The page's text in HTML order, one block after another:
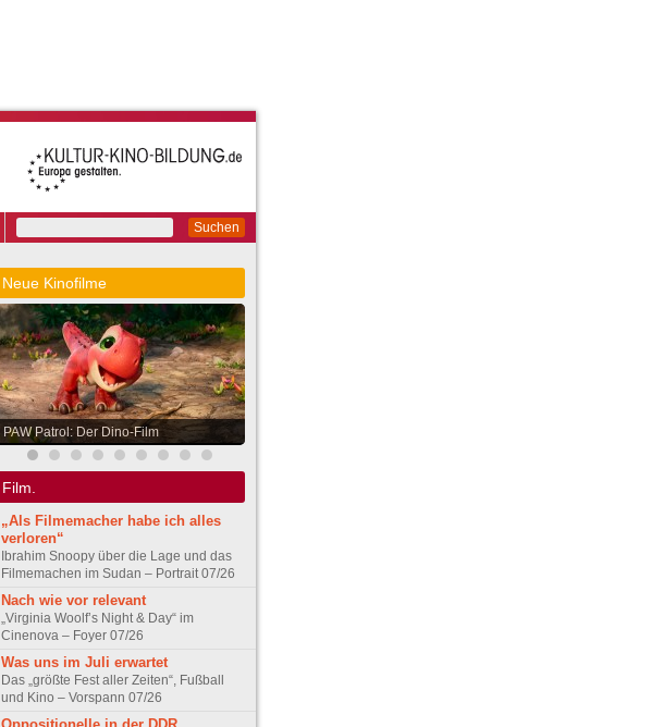
Suchen
Neue Kinofilme
PAW Patrol: Der Dino-Film
Film.
„Als Filmemacher habe ich alles
verloren“
Ibrahim Snoopy über die Lage und das
Filmemachen im Sudan – Portrait 07/26
Nach wie vor relevant
„Virginia Woolf’s Night & Day“ im
Cinenova – Foyer 07/26
Was uns im Juli erwartet
Das „größte Fest aller Zeiten“, Fußball
und Kino – Vorspann 07/26